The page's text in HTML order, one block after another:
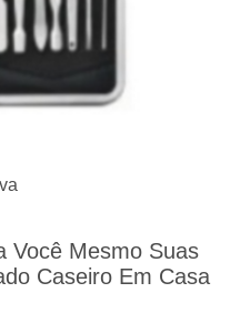
Você Mesmo Suas
Caseiro Em Casa